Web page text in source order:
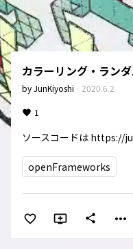
byJunKiyoshi · 2020.6.2
1
ソースコードは https://
openFrameworks
share more_horiz